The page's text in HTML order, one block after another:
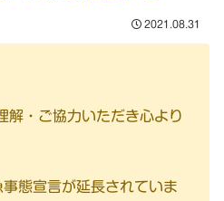
2021.08.31
解・ご協力いただき心より
態宣言が延長されていま